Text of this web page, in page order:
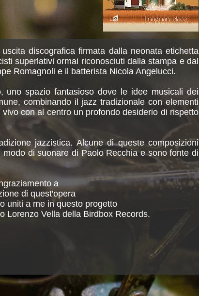
discografica firmata dalla neonata etichetta
superlativi ormai riconosciuti dalla stampa e dal
Romagnoli e il batterista Nicola Angelucci.
uno spazio fantasioso dove le idee musicali dei
combinando il jazz tradizionale con elementi
con al centro un profondo desiderio di rispetto
jazzistica. Alcune di queste composizioni
di suonare di Paolo Recchia e sono fonte di
a
di quest'opera
uniti a me in questo progetto
Lorenzo Vella della Birdbox Records.